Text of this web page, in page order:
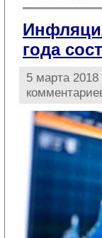
года
5 марта 2018